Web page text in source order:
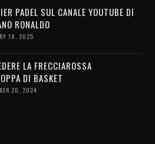
PADEL SUL CANALE YOUTUBE DI
RONALDO
18, 2025
LA FRECCIAROSSA
DI BASKET
20, 2024